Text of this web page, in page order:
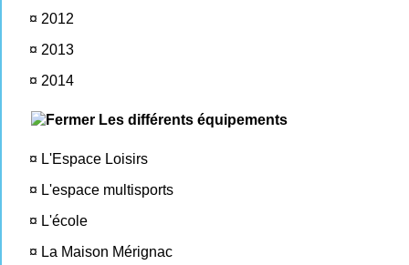
¤ 2012
¤ 2013
¤ 2014
Les différents équipements
¤ L'Espace Loisirs
¤ L'espace multisports
¤ L'école
¤ La Maison Mérignac